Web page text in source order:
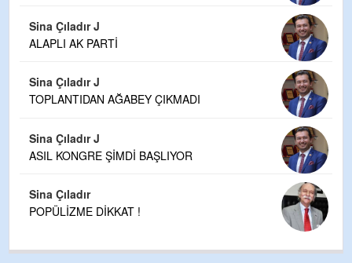
Sina Çıladır J
ALAPLI AK PARTİ
Sina Çıladır J
TOPLANTIDAN AĞABEY ÇIKMADI
Sina Çıladır J
ASIL KONGRE ŞİMDİ BAŞLIYOR
Sina Çıladır
POPÜLİZME DİKKAT !